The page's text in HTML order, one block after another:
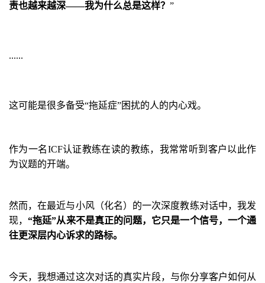
责也越来越深——我为什么总是这样？ ”
......
这可能是很多备受“拖延症”困扰的人的内心戏。
作为一名ICF认证教练在读的教练，我常常听到客户以此作
为议题的开端。
然而，在最近与小风（化名） 的一次深度教练对话中，我发
现，“拖延”从来不是真正的问题，它只是一个信号，一个通
往更深层内心诉求的路标。
今天，我想通过这次对话的真实片段，与你分享客户如何从